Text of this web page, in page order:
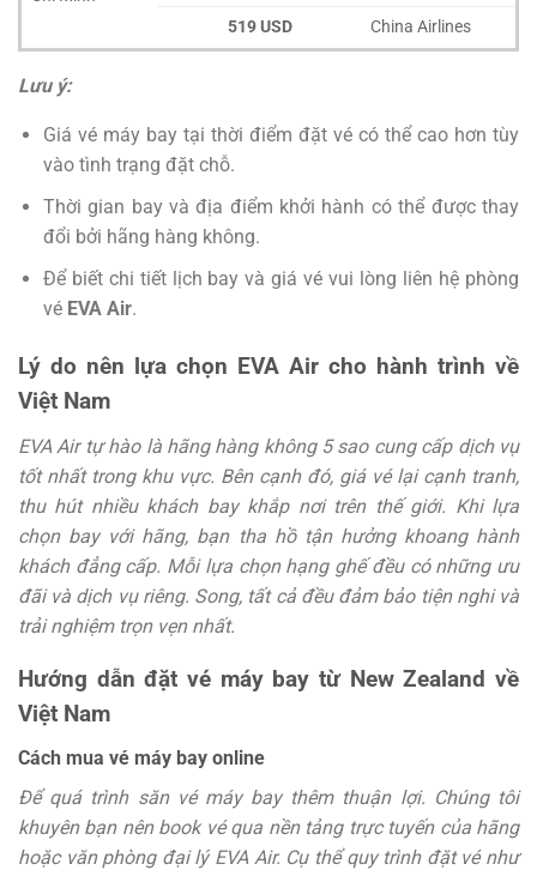
519 USD China Airlines
Lưu ý:
Giá vé máy bay tại thời điểm đặt vé có thể cao hơn tùy
vào tình trạng đặt chỗ.
Thời gian bay và địa điểm khởi hành có thể được thay
đổi bởi hãng hàng không.
Để biết chi tiết lịch bay và giá vé vui lòng liên hệ phòng
vé EVA Air.
Lý do nên lựa chọn EVA Air cho hành trình về
Việt Nam
EVA Air tự hào là hãng hàng không 5 sao cung cấp dịch vụ
tốt nhất trong khu vực. Bên cạnh đó, giá vé lại cạnh tranh,
thu hút nhiều khách bay khắp nơi trên thế giới. Khi lựa
chọn bay với hãng, bạn tha hồ tận hưởng khoang hành
khách đẳng cấp. Mỗi lựa chọn hạng ghế đều có những ưu
đãi và dịch vụ riêng. Song, tất cả đều đảm bảo tiện nghi và
trải nghiệm trọn vẹn nhất.
Hướng dẫn đặt vé máy bay từ New Zealand về
Việt Nam
Cách mua vé máy bay online
Để quá trình săn vé máy bay thêm thuận lợi. Chúng tôi
khuyên bạn nên book vé qua nền tảng trực tuyến của hãng
hoặc văn phòng đại lý EVA Air. Cụ thể quy trình đặt vé như